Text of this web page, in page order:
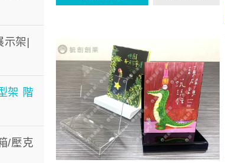
示架|
架 階
/壓克